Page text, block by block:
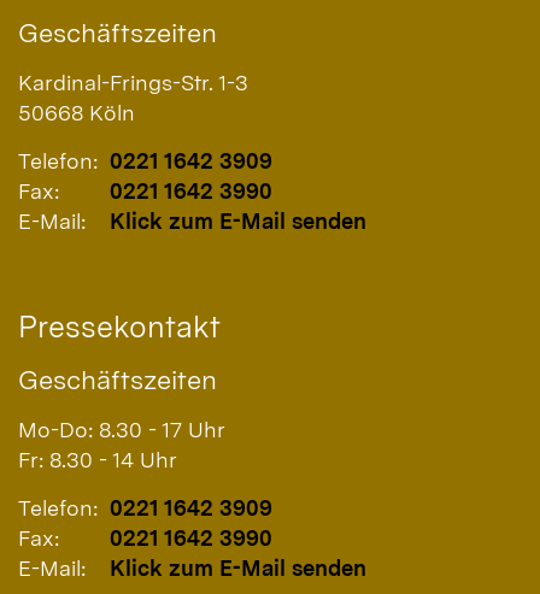
Geschäftszeiten
Kardinal-Frings-Str. 1-3
50668 Köln
Telefon: 0221 1642 3909
Fax:
0221 1642 3990
E-Mail:
Klick zum E-Mail senden
Pressekontakt
Geschäftszeiten
Mo-Do: 8.30 - 17 Uhr
Fr: 8.30 - 14 Uhr
Telefon: 0221 1642 3909
Fax:
0221 1642 3990
E-Mail:
Klick zum E-Mail senden